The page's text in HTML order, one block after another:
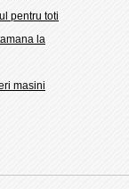
pentru toti
la
masini